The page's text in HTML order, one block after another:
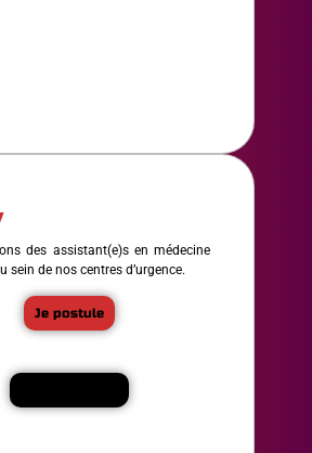
des assistant(e)s en médecine
sein de nos centres d’urgence.
Je postule